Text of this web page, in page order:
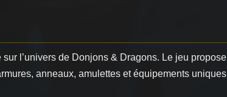
l’univers de Donjons & Dragons. Le jeu propose
anneaux, amulettes et équipements uniques